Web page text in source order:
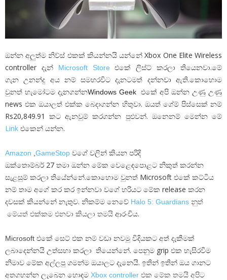
ඔන්න අලුත්ම නිව්ස් එකක් කියන්නයි යන්නේ Xbox One Elite Wireless
controller දැන්
Microsoft Store
එකේ ලිස්ට් කරලා තියෙනවා.මේ
ගැන උනන්දු අය නම් සමහරවිට දැනටමත් දන්නවා
ඇති.කොහොම
වුනත් හැමෝටම දැනගන්නWindows Geek එකේ අපි ඔන්න උණු උණු
news එක ඔයාලත් එක්ක බෙදාගන්න හිතුවා. ඔයත් ගේම් පිස්සෙක් නම්
Rs20,849.91 කට ඇනවුම් කරගන්න පුළුවන්. ඔනෙනම් මෙන්න මේ
Link එකෙන් යන්න.
Amazon GameStop වගේ වලින් කියන පරිදි
ඔක්තොම්බර් 27 තමා ඔන්න මේක වෙළෙඳපොළට නිකුත් කරන්න
සැළසුම් කරලා තියේන්නේ.කොහොම වුනත් Microsoft එකේ කට්ටිය
නම් තාම අගේ කර කර ඉන්නවා වගේ හරියට මේක release කරන
දවසක් කියන්නේ නැතුව. නිකම්ම නෙවේ Halo 5: Guardians නුත්
මේයත් එක්කම එනවා කියලා තමයි ආරංචිය.
Microsoft එකේ සෙට් එක නම් වඩා නවමු විදියකට අත් දැකීමක්
ලබාදෙන්නයි උත්සහා කරලා තියෙන්නේ. පෙනුම grip එක හැසිරවීම
නිමාව මේක අල්ලපු ගමන්ම ඔයාලට දැනෙයි. ඉතින් ඉතින් ඔය ගානට
අතගහන්න ලැබෙන හොඳම Xbox controller එක මේක තමයි අපිට